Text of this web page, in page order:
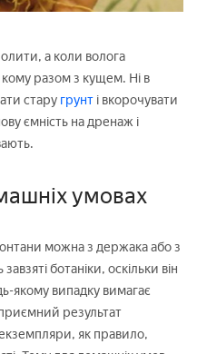
а коли волога
разом з кущем. Ні в
стару грунт і вкорочувати
ємність на дренаж і
умовах
можна з держака або з
ботаніки, оскільки він
якому випадку вимагає
результат
як правило,